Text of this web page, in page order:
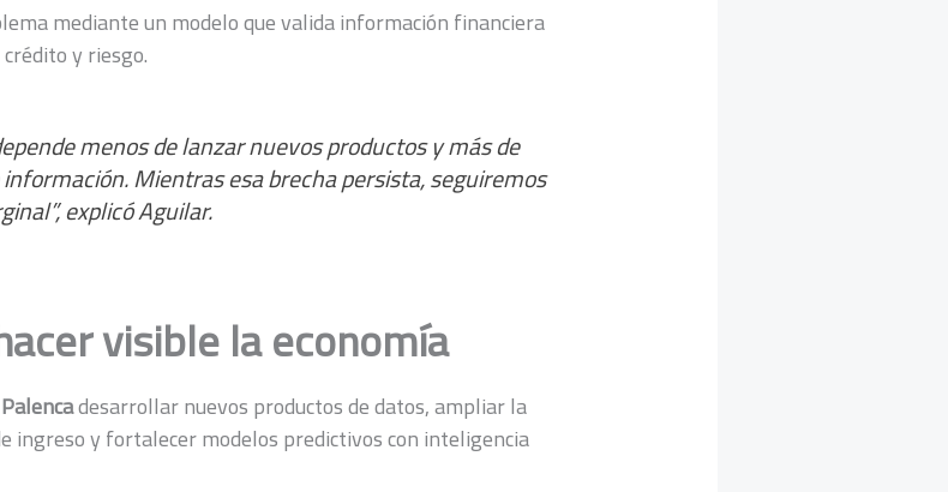
mediante un modelo que valida información financiera
y riesgo.
menos de lanzar nuevos productos y más de
Mientras esa brecha persista, seguiremos
explicó Aguilar.
visible la economía
Palencadesarrollar nuevos productos de datos, ampliar la
ingreso y fortalecer modelos predictivos con inteligencia